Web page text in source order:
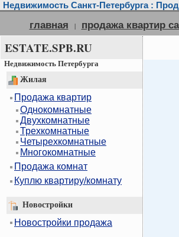
Недвижимость Санкт-Петербурга :
главная | продажа квартир
ESTATE.SPB.RU
Недвижимость Петербурга
Жилая
Продажа квартир
Однокомнатные
Двухкомнатные
Трехкомнатные
Четырехкомнатные
Многокомнатные
Продажа комнат
Куплю квартиру/комнату
Новостройки
Новостройки продажа